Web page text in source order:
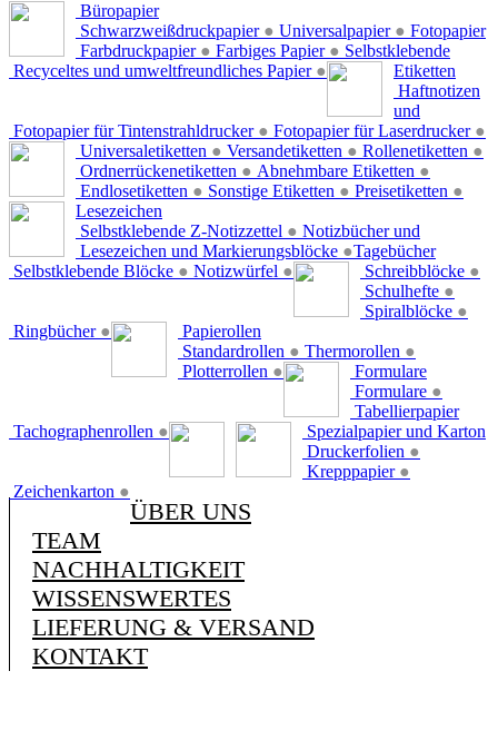
Büropapier
Schwarzweißdruckpapier ● Universalpapier ●
Farbdruckpapier ● Farbiges Papier ●
Recyceltes und umweltfreundliches Papier ●
Fotopapier
Fotopapier für Tintenstrahldrucker ● Fotopapier für Laserdrucker ●
Selbstklebende
Etiketten
Universaletiketten ● Versandetiketten ● Rollenetiketten ●
Ordnerrückenetiketten ● Abnehmbare Etiketten ●
Endlosetiketten ● Sonstige Etiketten ● Preisetiketten ●
Haftnotizen
und
Lesezeichen
Selbstklebende Z-Notizzettel ●
Lesezeichen und Markierungsblöcke ●
Selbstklebende Blöcke ● Notizwürfel ●
Notizbücher und
Tagebücher
Schreibblöcke ●
Schulhefte ●
Spiralblöcke ●
Ringbücher ●
Papierollen
Standardrollen ● Thermorollen ●
Plotterrollen ●
Formulare
Formulare ●
Tachographenrollen ●
Tabellierpapier
Spezialpapier und Karton
Druckerfolien ●
Krepppapier ●
Zeichenkarton ●
ÜBER UNS
TEAM
NACHHALTIGKEIT
WISSENSWERTES
LIEFERUNG & VERSAND
KONTAKT